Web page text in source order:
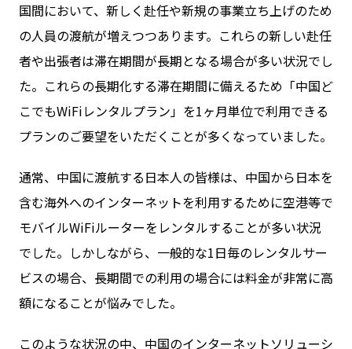
国間において、新しく赴任や新規の事業立ち上げのため
の人員の渡航が増えつつあります。これらの新しい赴任
者や出張者は滞在期間が長期となる場合が多い状況でし
た。これらの長期化する滞在期間に備えるため「中国ど
こでもWiFiレンタルプラン」を1ヶ月単位で利用できる
プランのご要望をいただくことが多くなっていました。
通常、中国に渡航する日本人の皆様は、中国から日本を
含む海外へのインターネットを利用するために空港等で
モバイルWiFiルーターをレンタルすることが多い状況
でした。しかしながら、一般的な1日毎のレンタルサー
ビスの場合、長期間での利用の場合には料金が非常に高
額になることが悩みでした。
このような状況の中、中国のインターネットソリューシ